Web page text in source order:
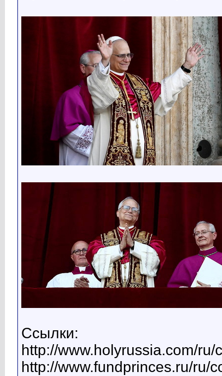
Ссылки:
http://www.holyrussia.com/ru/
http://www.fundprinces.ru/ru/